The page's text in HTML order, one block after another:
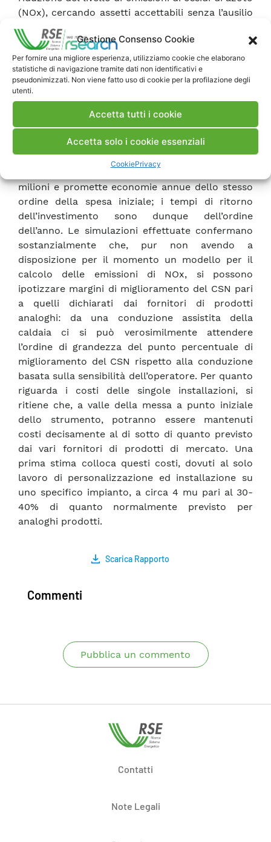
Gestione Consenso Cookie
Per fornire una migliore esperienza, utilizziamo cookie che elaborano
statistiche di navigazione tramite dati non identificativi e
pseudonimizzati. Non viene fatto uso di cookie per la profilazione degli
utenti.
Accetta tutti i cookie
Accetta solo i cookie essenziali
CookiePrivacy
(NOx), cercando assetti accettabili senza l’ausilio
di alcuno strumento specifico; • i risultati di
simulazioni condotte in proprio, espressamente
allo scopo di valutare la dipendenza del
Consumo Specifico Netto (CSN) da alcuni
parametri macroscopici di impianto all’interno
dei probabili range entro cui questi ultimi
possono essere variati per minimizzare le
emissioni. Le esperienze di cui si ha notizia nel
mondo sono abbastanza concordanti sugli ordini
di grandezza di costi e benefici: l’applicazione ha
milioni e promette economie annue dello stesso
ordine della spesa iniziale; i tempi di ritorno
dell’investimento sono dunque dell’ordine
dell’anno. Le simulazioni effettuate confermano
sostanzialmente che, pur non avendo a
disposizione per il momento un modello per il
calcolo delle emissioni di NOx, si possono
ipotizzare margini di miglioramento del CSN pari
a quelli dichiarati dai fornitori di prodotti
analoghi: da una conduzione assistita della
caldaia ci si può verosimilmente attendere
l’ordine di grandezza del punto percentuale di
miglioramento del CSN rispetto alla conduzione
basata sulla sensibilità dell’operatore. Per quanto
riguarda i costi delle singole installazioni, si
ritiene che, a valle della messa a punto iniziale
dello strumento, potranno essere mantenuti
costi decisamente al di sotto di quanto previsto
dai vari fornitori di prodotti di mercato. Una
prima stima colloca questi costi, dovuti al solo
lavoro di personalizzazione ed installazione su
uno specifico impianto, a circa 4 mu pari al 30-
40% di quanto normalmente previsto per
analoghi prodotti.
Scarica Rapporto
Commenti
Pubblica un commento
Contatti
Note Legali